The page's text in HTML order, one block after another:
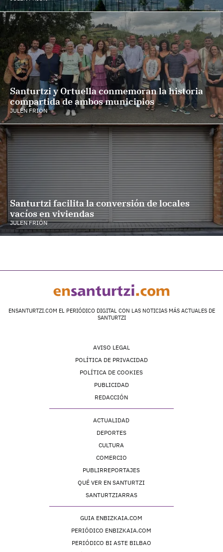
Santurtzi y Ortuella conmemoran la historia
compartida de ambos municipios
JULEN FRIÓN
Santurtzi facilita la conversión de locales
vacíos en viviendas
JULEN FRIÓN
ENSANTURTZI.COM EL PERIÓDICO DIGITAL CON LAS NOTICIAS MÁS ACTUALES DE
SANTURTZI
AVISO LEGAL
POLÍTICA DE PRIVACIDAD
POLÍTICA DE COOKIES
PUBLICIDAD
REDACCIÓN
ACTUALIDAD
DEPORTES
CULTURA
COMERCIO
PUBLIRREPORTAJES
QUÉ VER EN SANTURTZI
SANTURTZIARRAS
GUIA ENBIZKAIA.COM
PERIÓDICO ENBIZKAIA.COM
PERIÓDICO BI ASTE BILBAO